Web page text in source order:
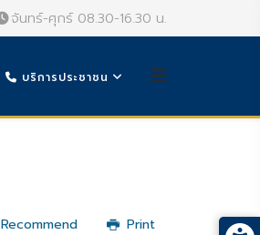
จันทร์-ศุกร์ 08.30-16.30 น.
บริการประชาชน
Recommend Print